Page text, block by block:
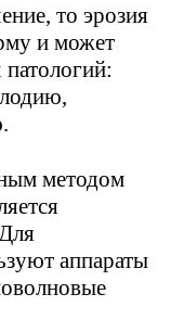
то эрозия
и может
методом
аппараты